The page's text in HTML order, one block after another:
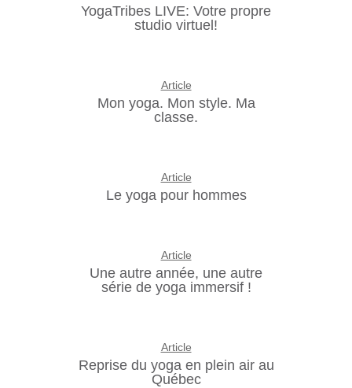
YogaTribes LIVE: Votre propre
studio virtuel!
Article
Mon yoga. Mon style. Ma
classe.
Article
Le yoga pour hommes
Article
Une autre année, une autre
série de yoga immersif !
Article
Reprise du yoga en plein air au
Québec